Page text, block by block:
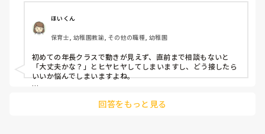
よほど自分に聞きづらいのか、聞く必要性さえ感じないの
か、もうよくわからないです。
対応にも悩みます。
ほいくん
保育士, 幼稚園教諭, その他の職種, 幼稚園
初めての年長クラスで動きが見えず、直前まで相談もないと
「大丈夫かな？」とヒヤヒヤしてしまいますし、どう接したら
いいか悩んでしまいますよね。
「こんなこと聞いたら迷惑かな」と抱え込んでいるケースがと
回答をもっと見る